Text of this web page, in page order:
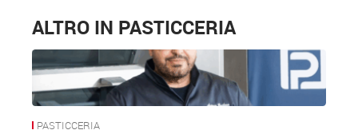
ALTRO IN PASTICCERIA
PASTICCERIA